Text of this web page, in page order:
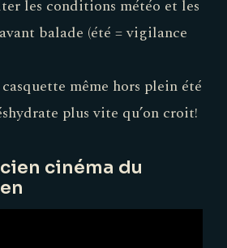
les conditions météo et les
balade (été = vigilance
même hors plein été
plus vite qu’on croit!
cinéma du